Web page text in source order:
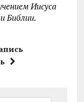
Иисуса
Библии.